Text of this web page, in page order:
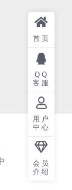
首页
QQ
客服
用户
中心
会员
介绍